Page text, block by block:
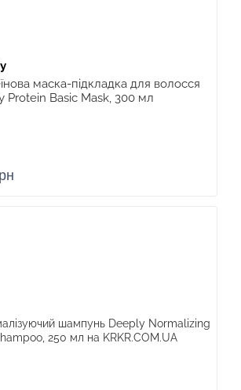
реальний результат і не
порожнечі амінокислотами,
завдання, повертаючи втрачену
пересушування.
волосин.
маска-підкладка для волосся
Protein Basic Mask, 300 мл